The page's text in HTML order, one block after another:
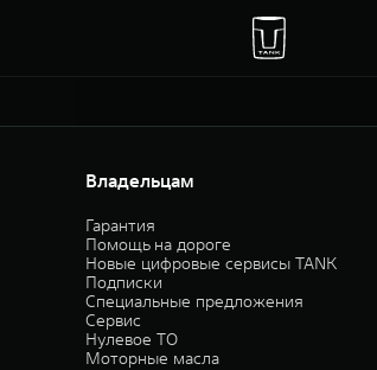
Владельцам
Гарантия
Помощь на дороге
Новые цифровые сервисы TANK
Подписки
Специальные предложения
Сервис
Нулевое ТО
Моторные масла